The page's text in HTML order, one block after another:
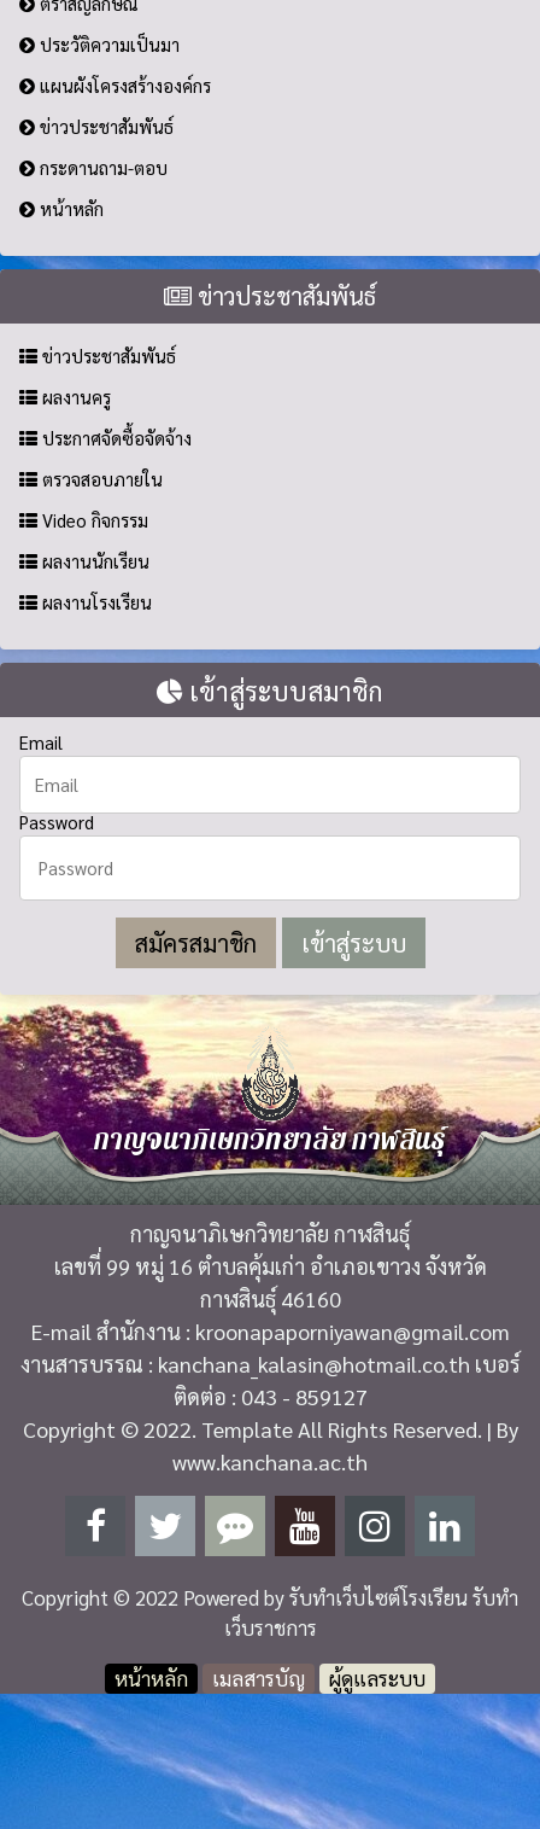
ประวัติความเป็นมา
แผนผังโครงสร้างองค์กร
ข่าวประชาสัมพันธ์
กระดานถาม-ตอบ
หน้าหลัก
ข่าวประชาสัมพันธ์
ข่าวประชาสัมพันธ์
ผลงานครู
ประกาศจัดซื้อจัดจ้าง
ตรวจสอบภายใน
Video กิจกรรม
ผลงานนักเรียน
ผลงานโรงเรียน
เข้าสู่ระบบสมาชิก
Email
Password
สมัครสมาชิก
กาญจนาภิเษกวิทยาลัย กาฬสินธุ์
กาญจนาภิเษกวิทยาลัย กาฬสินธุ์
เลขที่ 99 หมู่ 16 ตำบลคุ้มเก่า อำเภอเขาวง จังหวัด
กาฬสินธุ์ 46160
E-mail สำนักงาน : kroonapaporniyawan@gmail.com
งานสารบรรณ : kanchana_kalasin@hotmail.co.th เบอร์
ติดต่อ : 043 - 859127
Copyright © 2022. Template All Rights Reserved. | By
www.kanchana.ac.th
Copyright © 2022 Powered byรับทำเว็บไซต์โรงเรียน รับทำ
เว็บราชการ
หน้าหลัก
เมลสารบัญ ผู้ดูแลระบบ